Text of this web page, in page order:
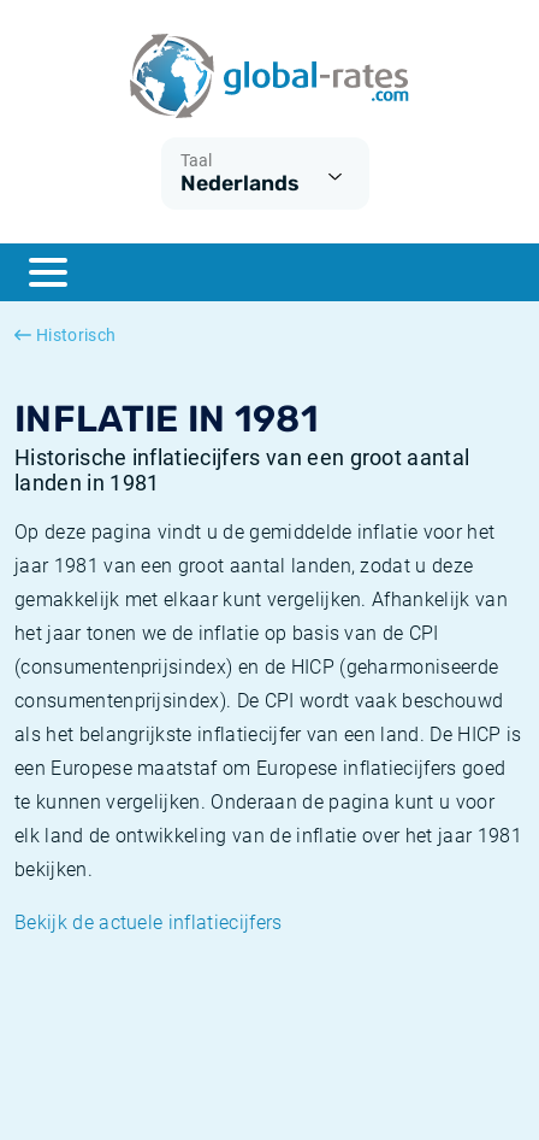
Taal
Nederlands
Historisch
INFLATIE IN 1981
Historische inflatiecijfers van een groot aantal
landen in 1981
Op deze pagina vindt u de gemiddelde inflatie voor het
jaar 1981 van een groot aantal landen, zodat u deze
gemakkelijk met elkaar kunt vergelijken. Afhankelijk van
het jaar tonen we de inflatie op basis van de CPI
(consumentenprijsindex) en de HICP (geharmoniseerde
consumentenprijsindex). De CPI wordt vaak beschouwd
als het belangrijkste inflatiecijfer van een land. De HICP is
een Europese maatstaf om Europese inflatiecijfers goed
te kunnen vergelijken. Onderaan de pagina kunt u voor
elk land de ontwikkeling van de inflatie over het jaar 1981
bekijken.
Bekijk de actuele inflatiecijfers
ESTER
SONIA
Wat is CPI inflatie?
Wat is HICP inflatie?
Nederlandse inflatie - CPI
Amerikaanse inflatie - CPI
Euribor historie
SOFR historie
TONAR historie
Inflatiecalculator